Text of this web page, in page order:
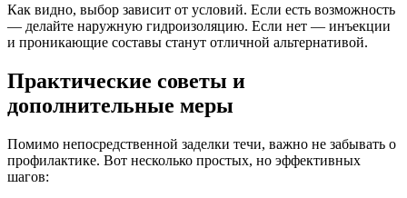
Как видно, выбор зависит от условий. Если есть возможность
— делайте наружную гидроизоляцию. Если нет — инъекции
и проникающие составы станут отличной альтернативой.
Практические советы и
дополнительные меры
Помимо непосредственной заделки течи, важно не забывать о
профилактике. Вот несколько простых, но эффективных
шагов: